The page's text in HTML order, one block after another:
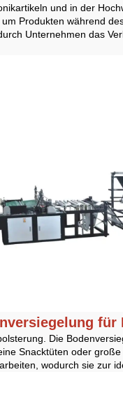
und in der
Produkten während
Unternehmen das
Die
Snacktüten oder
wodurch sie zur